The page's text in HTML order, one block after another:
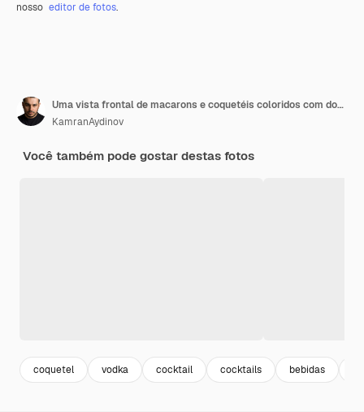
nosso editor de fotos.
Uma vista frontal de macarons e coquetéis coloridos com doces e pirulito em amarelo, bolo colorido arco-íris
KamranAydinov
Você também pode gostar destas fotos
coquetel vodka cocktail cocktails bebidas